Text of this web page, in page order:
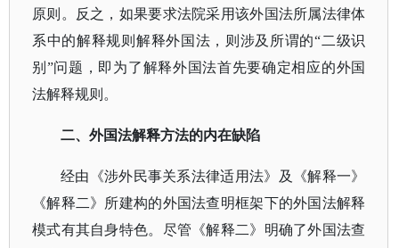
原则。反之，如果要求法院采用该外国法所属法律体
系中的解释规则解释外国法，则涉及所谓的“二级识
别”问题，即为了解释外国法首先要确定相应的外国
法解释规则。
二、外国法解释方法的内在缺陷
经由《涉外民事关系法律适用法》及《解释一》
《解释二》所建构的外国法查明框架下的外国法解释
模式有其自身特色。尽管《解释二》明确了外国法查